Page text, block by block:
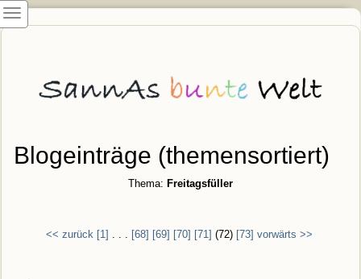
Blogeinträge (themensortiert)
Thema: Freitagsfüller
<< zurück [1] [68] [69] [70] [71] (72) [73] vorwärts >>